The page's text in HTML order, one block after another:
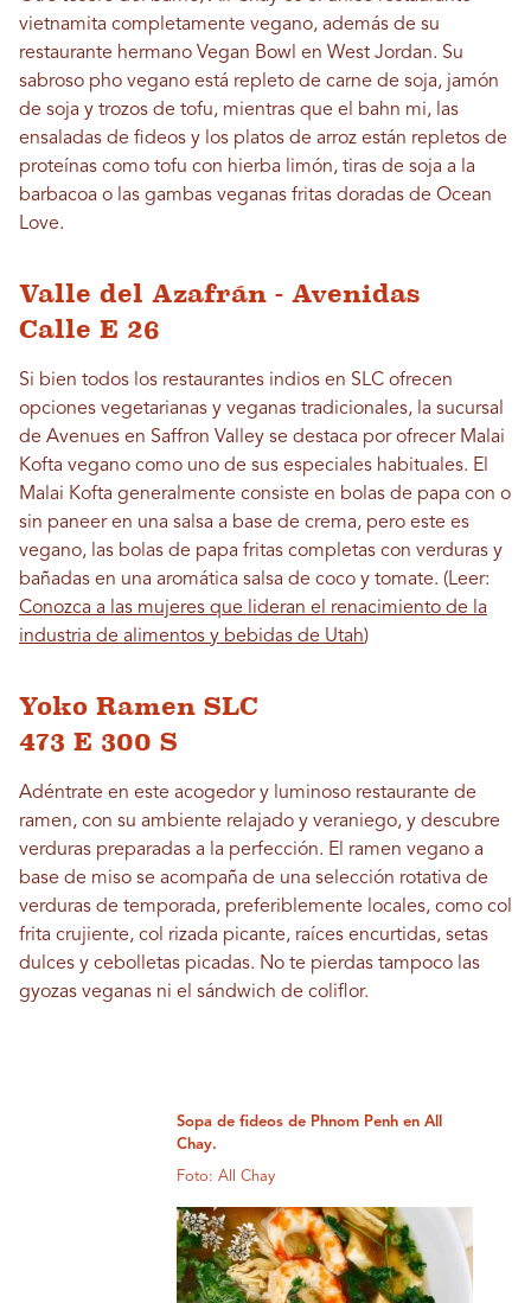
vietnamita completamente vegano, además de su
restaurante hermano Vegan Bowl en West Jordan. Su
sabroso pho vegano está repleto de carne de soja, jamón
de soja y trozos de tofu, mientras que el bahn mi, las
ensaladas de fideos y los platos de arroz están repletos de
proteínas como tofu con hierba limón, tiras de soja a la
barbacoa o las gambas veganas fritas doradas de Ocean
Love.
Valle del Azafrán - Avenidas
Calle E 26
Si bien todos los restaurantes indios en SLC ofrecen
opciones vegetarianas y veganas tradicionales, la sucursal
de Avenues en Saffron Valley se destaca por ofrecer Malai
Kofta vegano como uno de sus especiales habituales. El
Malai Kofta generalmente consiste en bolas de papa con o
sin paneer en una salsa a base de crema, pero este es
vegano, las bolas de papa fritas completas con verduras y
bañadas en una aromática salsa de coco y tomate. (Leer:
Conozca a las mujeres que lideran el renacimiento de la
industria de alimentos y bebidas de Utah)
Yoko Ramen SLC
473 E 300 S
Adéntrate en este acogedor y luminoso restaurante de
ramen, con su ambiente relajado y veraniego, y descubre
verduras preparadas a la perfección. El ramen vegano a
base de miso se acompaña de una selección rotativa de
verduras de temporada, preferiblemente locales, como col
frita crujiente, col rizada picante, raíces encurtidas, setas
dulces y cebolletas picadas. No te pierdas tampoco las
gyozas veganas ni el sándwich de coliflor.
Sopa de fideos de Phnom Penh en All
Chay.
Foto: All Chay